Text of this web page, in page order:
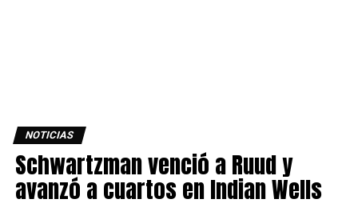
NOTICIAS
Schwartzman venció a Ruud y
avanzó a cuartos en Indian Wells